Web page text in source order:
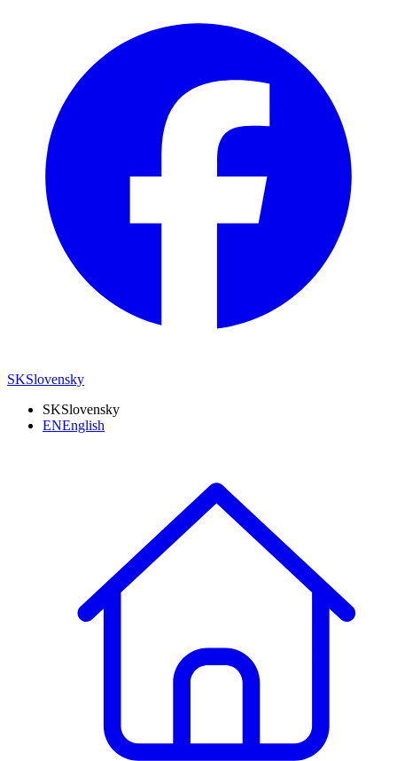
SKSlovensky
SKSlovensky
ENEnglish